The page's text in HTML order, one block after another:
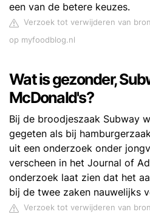
een van de betere keuzes.
Verzoek tot verwijderen van bron
op myfoodblog.nl
Wat is gezonder,
McDonald's?
Bij de broodjeszaak Subway
gegeten als bij
uit een onderzoek onder
verscheen in het Journal of
onderzoek laat zien dat het
bij de twee zaken nauwelijks
Verzoek tot verwijderen van bron